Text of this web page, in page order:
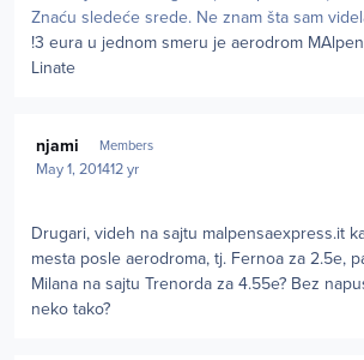
Znaću sledeće srede. Ne znam šta sam
!3 eura u jednom smeru je aerodrom
Linate
njami Members
May 1, 201412 yr
Drugari, videh na sajtu malpensaexpress.it
mesta posle aerodroma, tj. Fernoa za 2.5e,
Milana na sajtu Trenorda za 4.55e? Bez
neko tako?